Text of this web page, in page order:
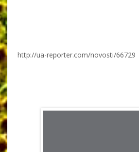
http://ua-reporter.com/novosti/66729